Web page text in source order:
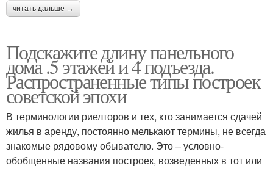
читать дальше →
Подскажите длину панельного
дома .5 этажей и 4 подъезда.
Распространенные типы построек
советской эпохи
В терминологии риелторов и тех, кто занимается сдачей
жилья в аренду, постоянно мелькают термины, не всегда
знакомые рядовому обывателю. Это – условно-
обобщенные названия построек, возведенных в тот или